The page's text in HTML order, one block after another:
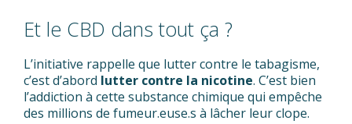
Et le CBD dans tout ça ?
L’initiative rappelle que lutter contre le tabagisme,
c’est d’abord lutter contre la nicotine. C’est bien
l’addiction à cette substance chimique qui empêche
des millions de fumeur.euse.s à lâcher leur clope.